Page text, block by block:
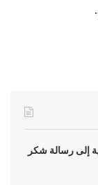
إلى رسالة شكر